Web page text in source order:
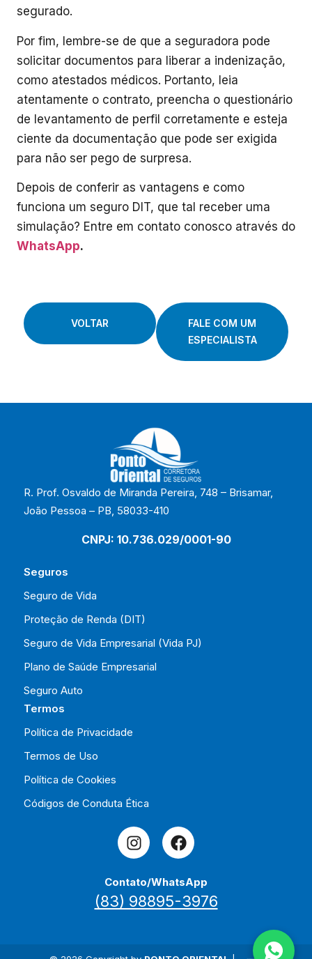
segurado.
Por fim, lembre-se de que a seguradora pode
solicitar documentos para liberar a indenização,
como atestados médicos. Portanto, leia
atentamente o contrato, preencha o questionário
de levantamento de perfil corretamente e esteja
ciente da documentação que pode ser exigida
para não ser pego de surpresa.
Depois de conferir as vantagens e como
funciona um seguro DIT, que tal receber uma
simulação? Entre em contato conosco através do
WhatsApp.
VOLTAR
FALE COM UM
ESPECIALISTA
R. Prof. Osvaldo de Miranda Pereira, 748 – Brisamar,
João Pessoa – PB, 58033-410
CNPJ: 10.736.029/0001-90
Seguros
Seguro de Vida
Proteção de Renda (DIT)
Seguro de Vida Empresarial (Vida PJ)
Plano de Saúde Empresarial
Seguro Auto
Termos
Política de Privacidade
Termos de Uso
Política de Cookies
Códigos de Conduta Ética
Contato/WhatsApp
(83) 98895-3976